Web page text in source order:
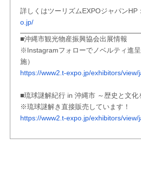
詳しくはツーリズムEXPOジャパンHP：
o.jp/
■沖縄市観光物産振興協会出展情報
※Instagramフォローでノベルティ進
施）
https://www2.t-expo.jp/exhibitors/view/
■琉球謎解紀行 in 沖縄市 ～歴史と文化
※琉球謎解き直接販売しています！
https://www2.t-expo.jp/exhibitors/view/